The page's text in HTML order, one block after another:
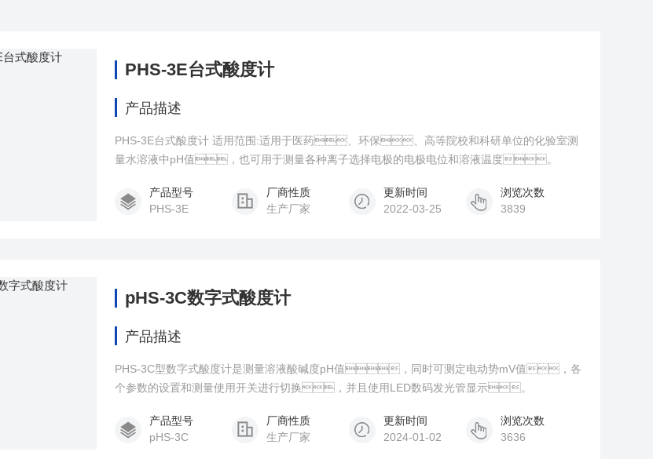
PHS-3E台式酸度计
产品描述
PHS-3E台式酸度计 适用范围:适用于医药、环保、高等院校和科研单位的化验室测
量水溶液中pH值，也可用于测量各种离子选择电极的电极电位和溶液温度。
产品型号
PHS-3E
厂商性质
生产厂家
更新时间
2022-03-25
浏览次数
3839
pHS-3C数字式酸度计
产品描述
PHS-3C型数字式酸度计是测量溶液酸碱度pH值，同时可测定电动势mV值，各
个参数的设置和测量使用开关进行切换，并且使用LED数码发光管显示。
产品型号
pHS-3C
厂商性质
生产厂家
更新时间
2024-01-02
浏览次数
3636